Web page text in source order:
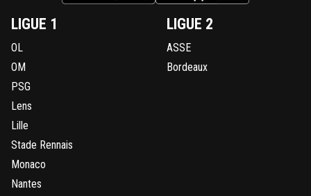
LIGUE 1
OL
OM
PSG
Lens
Lille
Stade Rennais
Monaco
Nantes
LIGUE 2
ASSE
Bordeaux